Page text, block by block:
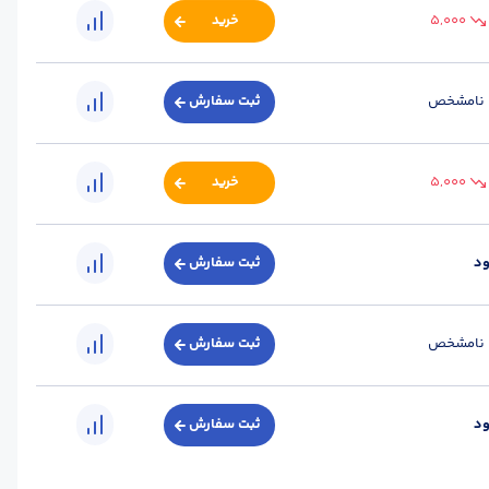
5,000 خرید
نامشخص ثبت سفارش
5,000 خرید
ثبت سفارش
نامشخص ثبت سفارش
ثبت سفارش